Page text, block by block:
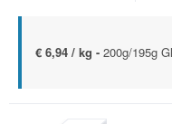
€ 6,94 / kg - 200g/195g